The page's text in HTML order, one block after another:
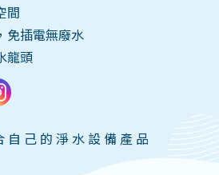
間
免插電無廢水
龍頭
自己的淨水設備產品